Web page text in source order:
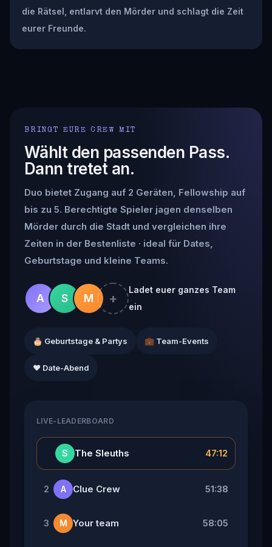
die Rätsel, entlarvt den Mörder und schlagt die Zeit
eurer Freunde.
BRINGT EURE CREW MIT
Wählt den passenden Pass.
Dann tretet an.
Duo bietet Zugang auf 2 Geräten, Fellowship auf
bis zu 5. Berechtigte Spieler jagen denselben
Mörder durch die Stadt und vergleichen ihre
Zeiten in der Bestenliste · ideal für Dates,
Geburtstage und kleine Teams.
A S M +
Ladet euer ganzes Team
ein
🎂 Geburtstage & Partys 💼 Team-Events
❤️ Date-Abend
LIVE-LEADERBOARD
S The Sleuths 47:12
2 A Clue Crew 51:38
3 M Your team 58:05